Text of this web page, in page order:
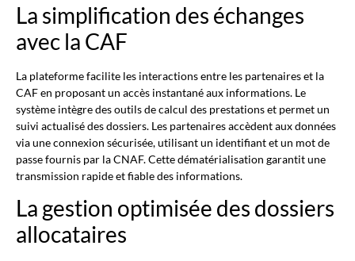
La simplification des échanges
avec la CAF
La plateforme facilite les interactions entre les partenaires et la
CAF en proposant un accès instantané aux informations. Le
système intègre des outils de calcul des prestations et permet un
suivi actualisé des dossiers. Les partenaires accèdent aux données
via une connexion sécurisée, utilisant un identifiant et un mot de
passe fournis par la CNAF. Cette dématérialisation garantit une
transmission rapide et fiable des informations.
La gestion optimisée des dossiers
allocataires